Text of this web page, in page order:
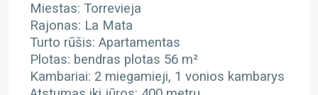
Miestas: Torrevieja
Rajonas: La Mata
Turto rūšis: Apartamentas
Plotas: bendras plotas 56 m²
Kambariai: 2 miegamieji, 1 vonios kambarys